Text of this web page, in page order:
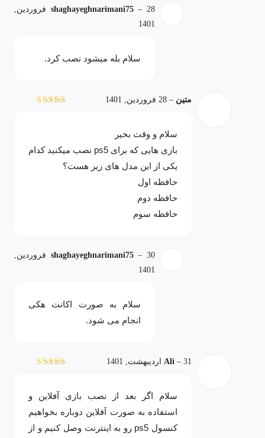
shaghayeghnarimani75–
28 فروردین,
1401
سلام بله میشود نصب کرد.
متین – 28 فروردین, 1401
سلام و وقت بخیر
بازی هایی که برای ps5 نصب میکنید کدام
یکی از این مدل های زیر هست؟
حافظه اول
حافظه دوم
حافظه سوم
shaghayeghnarimani75–
30 فروردین,
1401
سلام به صورت اکانت هکی
انجام می شود.
Ali – 31 اردیبهشت, 1401
سلام اگر بعد از نصب بازی آفلاین و
استفاده به صورت آفلاین دوباره بخواهیم
کنسول ps5 رو به اینترنت وصل کنیم و از